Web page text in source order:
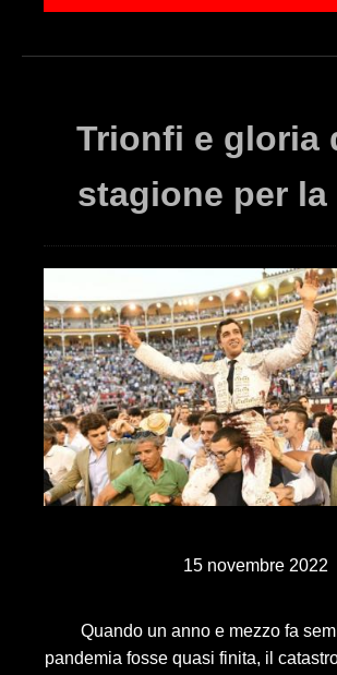
Trionfi e gloria
stagione per
15 novembre 2022
Quando un anno e mezzo fa
pandemia fosse quasi finita, il